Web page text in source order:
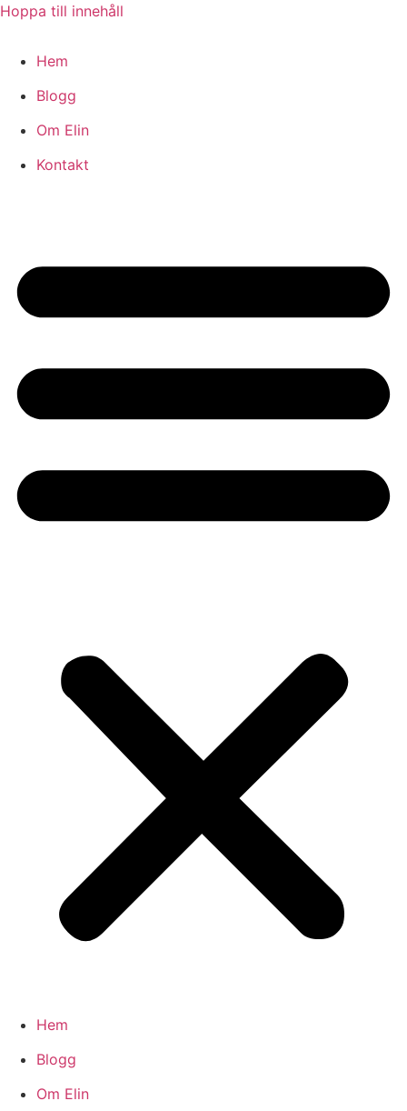
Hoppa till innehåll
Hem
Blogg
Om Elin
Kontakt
Hem
Blogg
Om Elin